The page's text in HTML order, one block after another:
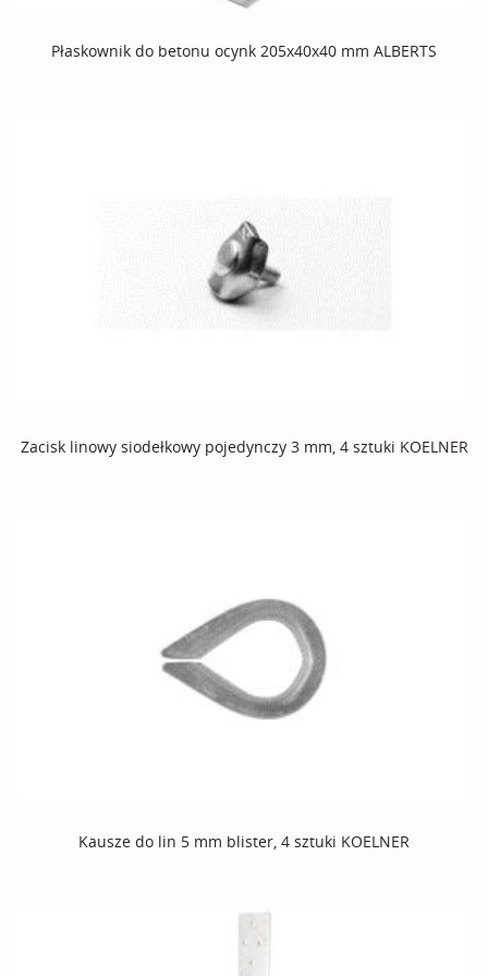
Płaskownik do betonu ocynk 205x40x40 mm ALBERTS
Zacisk linowy siodełkowy pojedynczy 3 mm, 4 sztuki KOELNER
Kausze do lin 5 mm blister, 4 sztuki KOELNER